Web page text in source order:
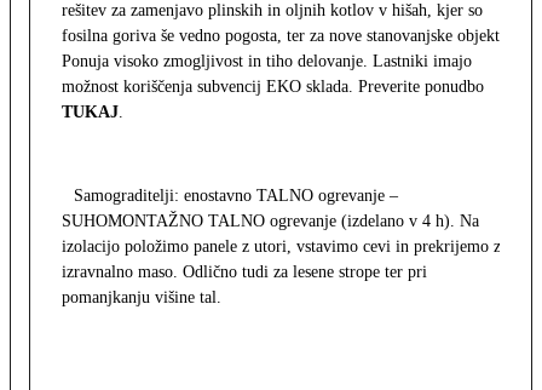
rešitev za zamenjavo plinskih in oljnih kotlov v hišah, kjer so
fosilna goriva še vedno pogosta, ter za nove stanovanjske objekte.
Ponuja visoko zmogljivost in tiho delovanje. Lastniki imajo
možnost koriščenja subvencij EKO sklada. Preverite ponudbo
TUKAJ.
Samograditelji: enostavno TALNO ogrevanje –
SUHOMONTAŽNO TALNO ogrevanje (izdelano v 4 h). Na
izolacijo položimo panele z utori, vstavimo cevi in prekrijemo z
izravnalno maso. Odlično tudi za lesene strope ter pri
pomanjkanju višine tal.